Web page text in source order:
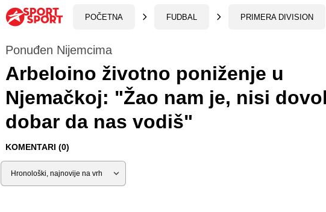
POČETNA FUDBAL PRIMERA DIVISION
Ponuđen Nijemcima
Arbeloino životno poniženje u
Njemačkoj: "Žao nam je, nisi
dobar da nas vodiš"
KOMENTARI (0)
Sortiraj